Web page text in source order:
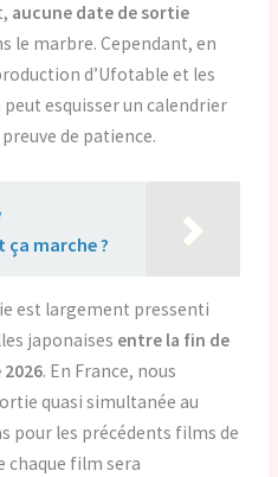
aucune date de sortie
le marbre. Cependant, en
d’Ufotable et les
esquisser un calendrier
de patience.
marche ?
est largement pressenti
japonaises entre la fin de
2026. En France, nous
quasi simultanée au
pour les précédents films de
chaque film sera